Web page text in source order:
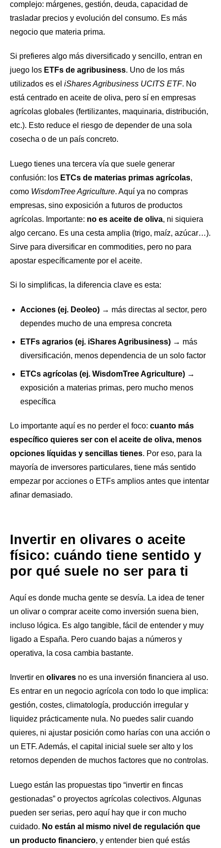
complejo: márgenes, gestión, deuda, capacidad de
trasladar precios y evolución del consumo. Es más
negocio que materia prima.
Si prefieres algo más diversificado y sencillo, entran en
juego los ETFs de agribusiness. Uno de los más
utilizados es el iShares Agribusiness UCITS ETF. No
está centrado en aceite de oliva, pero sí en empresas
agrícolas globales (fertilizantes, maquinaria, distribución,
etc.). Esto reduce el riesgo de depender de una sola
cosecha o de un país concreto.
Luego tienes una tercera vía que suele generar
confusión: los ETCs de materias primas agrícolas,
como WisdomTree Agriculture. Aquí ya no compras
empresas, sino exposición a futuros de productos
agrícolas. Importante: no es aceite de oliva, ni siquiera
algo cercano. Es una cesta amplia (trigo, maíz, azúcar…).
Sirve para diversificar en commodities, pero no para
apostar específicamente por el aceite.
Si lo simplificas, la diferencia clave es esta:
Acciones (ej. Deoleo)→ más directas al sector, pero
dependes mucho de una empresa concreta
ETFs agrarios (ej. iShares Agribusiness)→ más
diversificación, menos dependencia de un solo factor
ETCs agrícolas (ej. WisdomTree Agriculture)→
exposición a materias primas, pero mucho menos
específica
Lo importante aquí es no perder el foco: cuanto más
específico quieres ser con el aceite de oliva, menos
opciones líquidas y sencillas tienes. Por eso, para la
mayoría de inversores particulares, tiene más sentido
empezar por acciones o ETFs amplios antes que intentar
afinar demasiado.
Invertir en olivares o aceite
físico: cuándo tiene sentido y
por qué suele no ser para ti
Aquí es donde mucha gente se desvía. La idea de tener
un olivar o comprar aceite como inversión suena bien,
incluso lógica. Es algo tangible, fácil de entender y muy
ligado a España. Pero cuando bajas a números y
operativa, la cosa cambia bastante.
Invertir en olivares no es una inversión financiera al uso.
Es entrar en un negocio agrícola con todo lo que implica:
gestión, costes, climatología, producción irregular y
liquidez prácticamente nula. No puedes salir cuando
quieres, ni ajustar posición como harías con una acción o
un ETF. Además, el capital inicial suele ser alto y los
retornos dependen de muchos factores que no controlas.
Luego están las propuestas tipo “invertir en fincas
gestionadas” o proyectos agrícolas colectivos. Algunas
pueden ser serias, pero aquí hay que ir con mucho
cuidado. No están al mismo nivel de regulación que
un producto financiero, y entender bien qué estás